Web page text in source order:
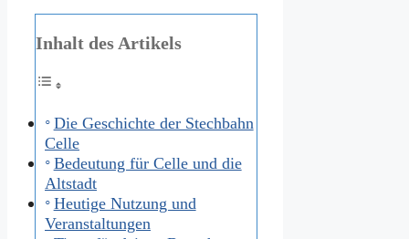
Inhalt des Artikels
Die Geschichte der Stechbahn
Celle
Bedeutung für Celle und die
Altstadt
Heutige Nutzung und
Veranstaltungen